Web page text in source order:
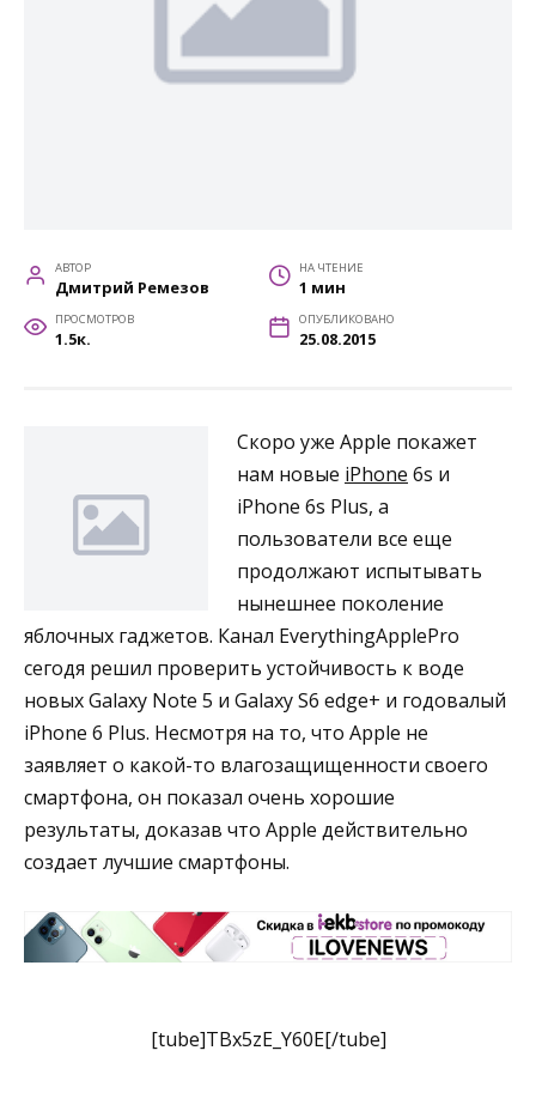
АВТОР
Дмитрий Ремезов
НА ЧТЕНИЕ
1 мин
ПРОСМОТРОВ
1.5к.
ОПУБЛИКОВАНО
25.08.2015
Скоро уже Apple покажет
нам новые iPhone 6s и
iPhone 6s Plus, а
пользователи все еще
продолжают испытывать
нынешнее поколение
яблочных гаджетов. Канал EverythingApplePro
сегодя решил проверить устойчивость к воде
новых Galaxy Note 5 и Galaxy S6 edge+ и годовалый
iPhone 6 Plus. Несмотря на то, что Apple не
заявляет о какой-то влагозащищенности своего
смартфона, он показал очень хорошие
результаты, доказав что Apple действительно
создает лучшие смартфоны.
[tube]TBx5zE_Y60E[/tube]